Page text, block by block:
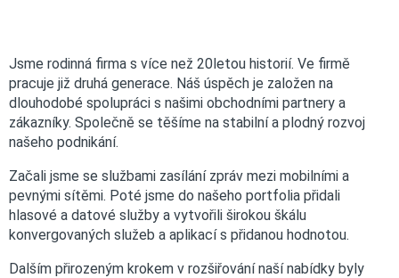
Náš příběh
Jsme rodinná firma s více než 20letou historií. Ve firmě
pracuje již druhá generace. Náš úspěch je založen na
dlouhodobé spolupráci s našimi obchodními partnery a
zákazníky. Společně se těšíme na stabilní a plodný rozvoj
našeho podnikání.
Začali jsme se službami zasílání zpráv mezi mobilními a
pevnými sítěmi. Poté jsme do našeho portfolia přidali
hlasové a datové služby a vytvořili širokou škálu
konvergovaných služeb a aplikací s přidanou hodnotou.
Dalším přirozeným krokem v rozšiřování naší nabídky byly